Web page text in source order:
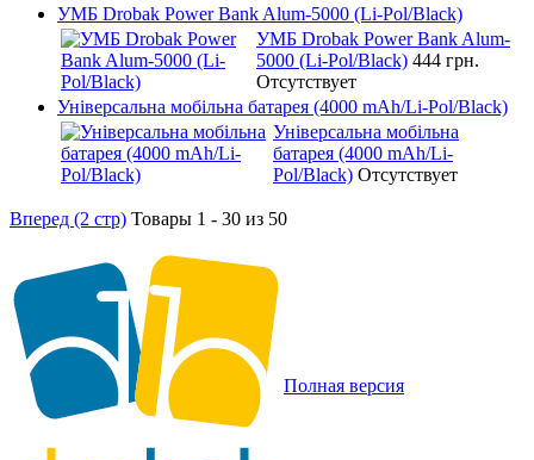
УМБ Drobak Power Bank Alum-5000 (Li-Pol/Black)
УМБ Drobak Power Bank Alum-
5000 (Li-Pol/Black) 444 грн.
Отсутствует
Універсальна мобільна батарея (4000 mAh/Li-Pol/Black)
Універсальна мобільна
батарея (4000 mAh/Li-
Pol/Black) Отсутствует
Вперед (2 стр) Товары 1 - 30 из 50
Полная версия